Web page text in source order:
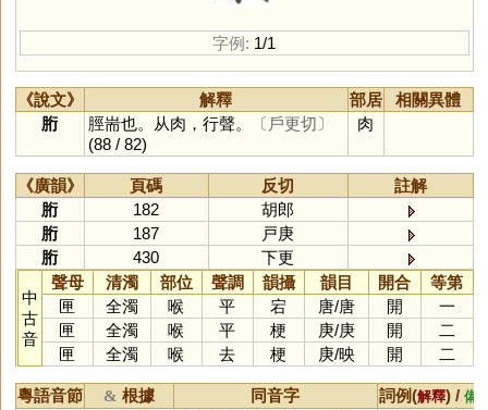
字例: 1/1
《說文》 解釋 部居
相關異體
胻
脛耑也。从肉，行聲。
〔戶更切〕
(88 / 82)
肉
《廣韻》 頁碼 反切
註解
胻
182
胡郎
胻
187
戸庚
胻
430 下更
中
古
音
聲母 清濁 部位 聲調 韻攝 韻目 開合
等第
匣
全濁 喉 平 宕 唐/唐 開
一
匣
全濁 喉 平 梗 庚/庚 開
二
匣
全濁 喉 去 梗 庚/映 開 二
粵語音節 & 根據 同音字 詞例(解釋) / 備